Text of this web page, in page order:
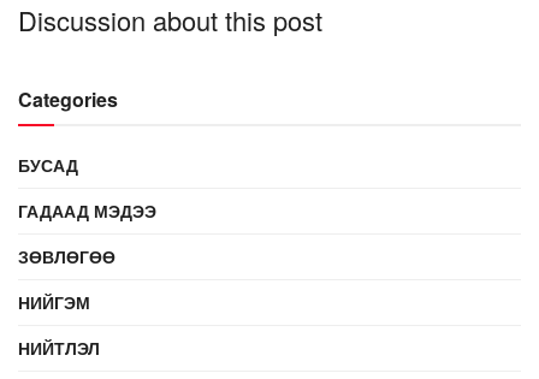
Discussion about this post
Categories
БУСАД
ГАДААД МЭДЭЭ
ЗӨВЛӨГӨӨ
НИЙГЭМ
НИЙТЛЭЛ